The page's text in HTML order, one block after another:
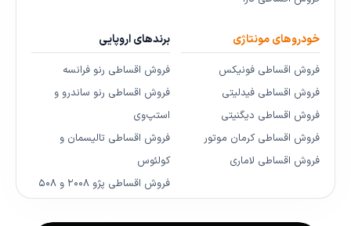
خودروهای مونتاژی
فروش اقساطی فونیکس
فروش اقساطی فیدلیتی
فروش اقساطی دیگنیتی
فروش اقساطی کرمان موتور
فروش اقساطی لاماری
برندهای اروپایی
فروش اقساطی رنو فرانسه
فروش اقساطی رنو ساندرو و
استپ‌وی
فروش اقساطی تالیسمان و
کولئوس
فروش اقساطی پژو ۲۰۰۸ و ۵۰۸